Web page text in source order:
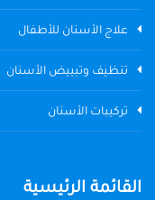
علاج الأسنان للأطفال
تنظيف وتبييض الأسنان
تركيبات الأسنان
القائمة الرئيسية